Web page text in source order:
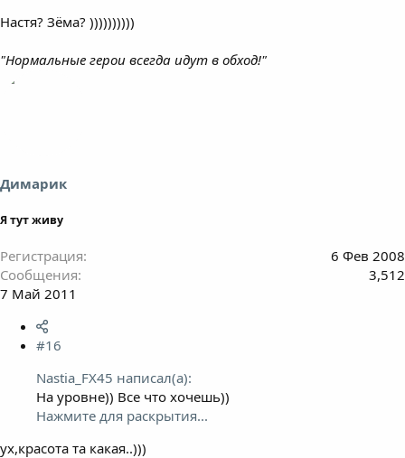
Настя? Зёма? ))))))))))
"Нормальные герои всегда идут в обход!"
Димарик
Я тут живу
Регистрация
6 Фев 2008
Сообщения
3,512
7 Май 2011
#16
Nastia_FX45 написал(а):
На уровне)) Все что хочешь))
Нажмите для раскрытия...
ух,красота та какая..)))